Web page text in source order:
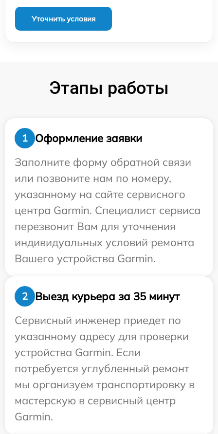
Уточнить условия
Этапы работы
1
Оформление заявки
Заполните форму обратной связи
или позвоните нам по номеру,
указанному на сайте сервисного
центра Garmin. Специалист сервиса
перезвонит Вам для уточнения
индивидуальных условий ремонта
Вашего устройства Garmin.
2
Выезд курьера за 35 минут
Сервисный инженер приедет по
указанному адресу для проверки
устройства Garmin. Если
потребуется углубленный ремонт
мы организуем транспортировку в
мастерскую в сервисный центр
Garmin.